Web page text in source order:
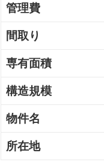
管理費
間取り
専有面積
構造規模
物件名
所在地